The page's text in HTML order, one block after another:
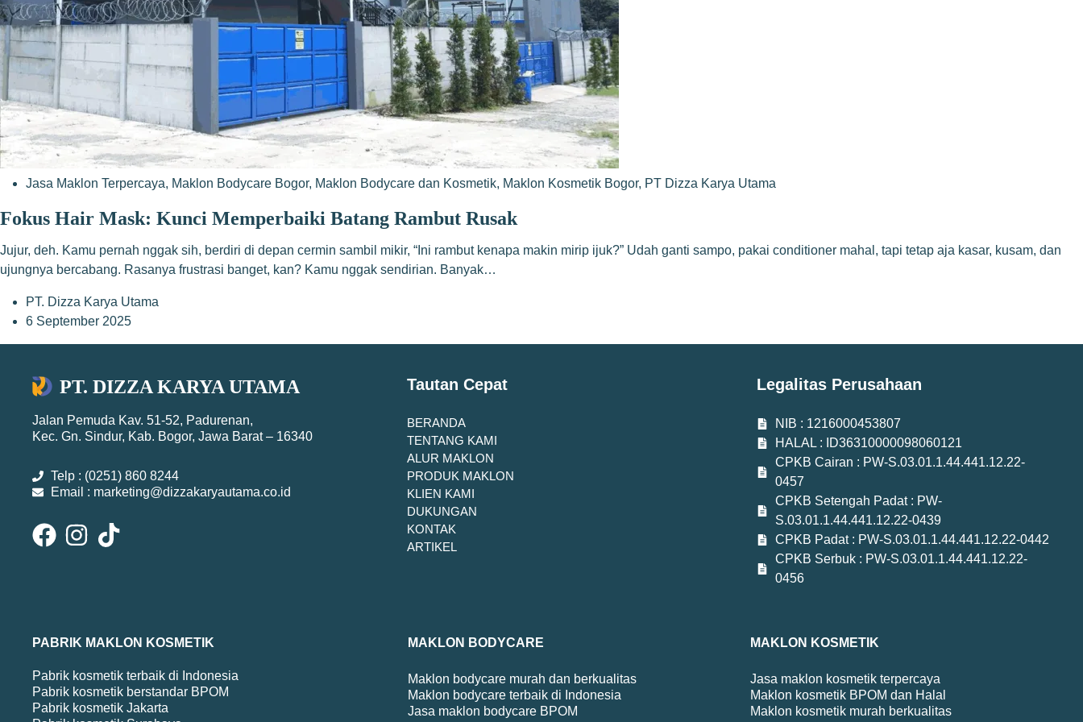
Jasa Maklon Terpercaya, Maklon Bodycare Bogor, Maklon Bodycare dan Kosmetik, Maklon Kosmetik Bogor, PT Dizza Karya Utama
Fokus Hair Mask: Kunci Memperbaiki Batang Rambut Rusak
Jujur, deh. Kamu pernah nggak sih, berdiri di depan cermin sambil mikir, “Ini rambut kenapa makin mirip ijuk?” Udah ganti sampo, pakai conditioner mahal, tapi tetap aja kasar, kusam, dan
ujungnya bercabang. Rasanya frustrasi banget, kan? Kamu nggak sendirian. Banyak…
PT. Dizza Karya Utama
6 September 2025
PT. DIZZA KARYA UTAMA
Jalan Pemuda Kav. 51-52, Padurenan,
Kec. Gn. Sindur, Kab. Bogor, Jawa Barat – 16340
Telp : (0251) 860 8244
Email : marketing@dizzakaryautama.co.id
Tautan Cepat
BERANDA
TENTANG KAMI
ALUR MAKLON
PRODUK MAKLON
KLIEN KAMI
DUKUNGAN
KONTAK
ARTIKEL
Legalitas Perusahaan
NIB : 1216000453807
HALAL : ID36310000098060121
CPKB Cairan : PW-S.03.01.1.44.441.12.22-
0457
CPKB Setengah Padat : PW-
S.03.01.1.44.441.12.22-0439
CPKB Padat : PW-S.03.01.1.44.441.12.22-0442
CPKB Serbuk : PW-S.03.01.1.44.441.12.22-
0456
PABRIK MAKLON KOSMETIK
Pabrik kosmetik terbaik di Indonesia
Pabrik kosmetik berstandar BPOM
Pabrik kosmetik Jakarta
MAKLON BODYCARE
Maklon bodycare murah dan berkualitas
Maklon bodycare terbaik di Indonesia
Jasa maklon bodycare BPOM
MAKLON KOSMETIK
Jasa maklon kosmetik terpercaya
Maklon kosmetik BPOM dan Halal
Maklon kosmetik murah berkualitas